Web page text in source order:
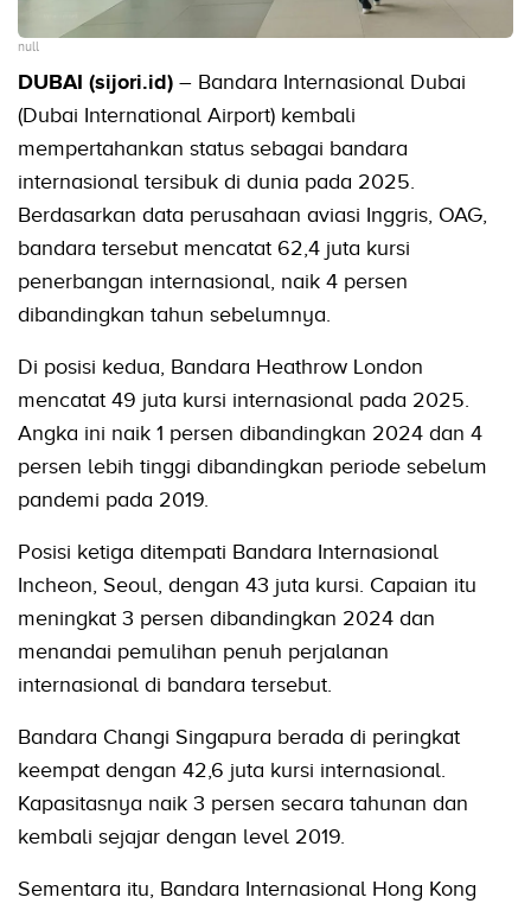
null
DUBAI (sijori.id) – Bandara Internasional Dubai
(Dubai International Airport) kembali
mempertahankan status sebagai bandara
internasional tersibuk di dunia pada 2025.
Berdasarkan data perusahaan aviasi Inggris, OAG,
bandara tersebut mencatat 62,4 juta kursi
penerbangan internasional, naik 4 persen
dibandingkan tahun sebelumnya.
Di posisi kedua, Bandara Heathrow London
mencatat 49 juta kursi internasional pada 2025.
Angka ini naik 1 persen dibandingkan 2024 dan 4
persen lebih tinggi dibandingkan periode sebelum
pandemi pada 2019.
Posisi ketiga ditempati Bandara Internasional
Incheon, Seoul, dengan 43 juta kursi. Capaian itu
meningkat 3 persen dibandingkan 2024 dan
menandai pemulihan penuh perjalanan
internasional di bandara tersebut.
Bandara Changi Singapura berada di peringkat
keempat dengan 42,6 juta kursi internasional.
Kapasitasnya naik 3 persen secara tahunan dan
kembali sejajar dengan level 2019.
Sementara itu, Bandara Internasional Hong Kong